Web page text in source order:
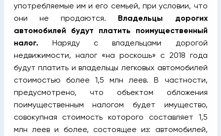
употребляемые им и его семьей, при условии, что
они не продаются. Владельцы дорогих
автомобилей будут платить поимущественный
налог. Наряду с владельцами дорогой
недвижимости, налог «на роскошь» с 2018 года
будут платить и владельцы легковых автомобилей
стоимостью более 1,5 млн леев. В частности,
предусмотрено, что объектом обложения
поимущественным налогом будет имущество,
совокупная стоимость которого составляет 1,5
млн леев и более, состоящее из: автомобилей,